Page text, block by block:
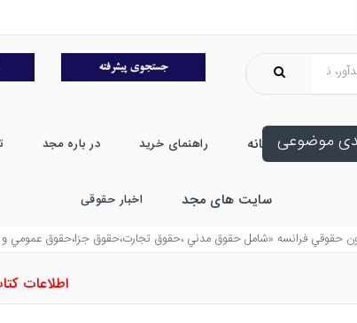
موضوعی خانه راهنمای خرید در باره مجد
سایت های مجد اخبار حقوقی
حقوقي فرانسه «شامل حقوق مدني ،حقوق تجارت،حقوق جزا،حقوق عمومي و
اطلاعات